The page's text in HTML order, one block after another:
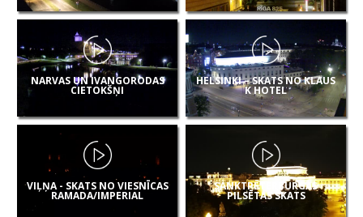
NARVAS UN IVANGORODAS
CIETOKŠŅI
HELSINKI – SKATS NO KLAUS
K HOTEL
VIĻŅA - SKATS NO VIESNĪCAS
RAMADA/IMPERIAL
SANKTPĒTERBURGAS
PILSĒTAS SKATS